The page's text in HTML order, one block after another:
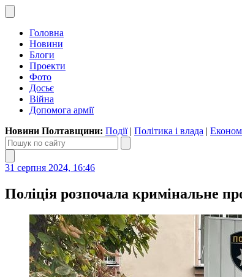
Головна
Новини
Блоги
Проекти
Фото
Досьє
Війна
Допомога армії
Новини Полтавщини: Події| Політика і влада |
31 серпня 2024, 16:46
Поліція розпочала кримінальне